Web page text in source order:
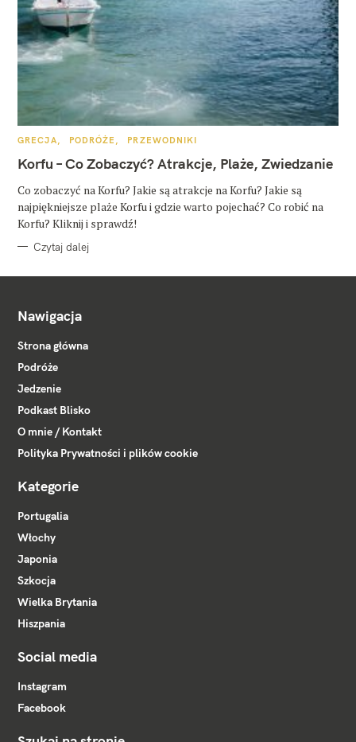
K
T
E
O
R
I
GRECJA PODRÓŻE PRZEWODNIKI
Korfu – Co Zobaczyć? Atrakcje, Plaże, Zwiedzanie
Co zobaczyć na Korfu? Jakie są atrakcje na Korfu? Jakie są
najpiękniejsze plaże Korfu i gdzie warto pojechać? Co robić na
Korfu? Kliknij i sprawdź!
Czytaj dalej
Nawigacja
Strona główna
Podróże
Jedzenie
Podkast Blisko
O mnie / Kontakt
Polityka Prywatności i plików cookie
Kategorie
Portugalia
Włochy
Japonia
Szkocja
Wielka Brytania
Hiszpania
Social media
Instagram
Facebook